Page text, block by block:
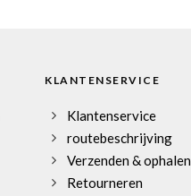
KLANTENSERVICE
Klantenservice
routebeschrijving
Verzenden & ophalen
Retourneren